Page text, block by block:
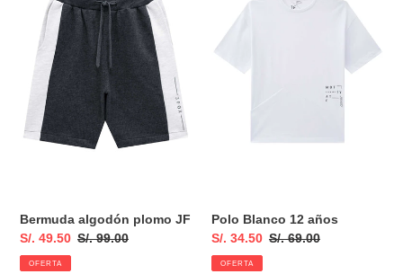
Bermuda algodón plomo JF
Precio
de
S/. 49.50 Precio
S/. 99.00
OFERTA
Polo Blanco 12 años
Precio
de
S/. 34.50 Precio
S/. 69.00
OFERTA